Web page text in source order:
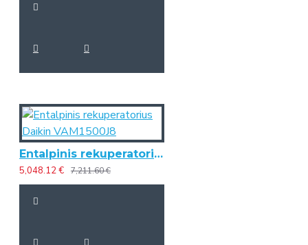
Entalpinis rekuperatorius Daikin VAM1500J8
5,048.12 € 7,211.60 €